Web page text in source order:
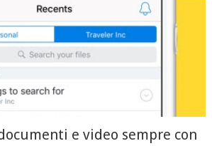
e video sempre con